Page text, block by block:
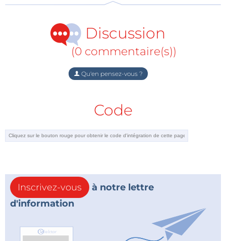
Discussion
(0 commentaire(s))
Qu'en pensez-vous ?
Code
Inscrivez-vous
à notre lettre
d'information